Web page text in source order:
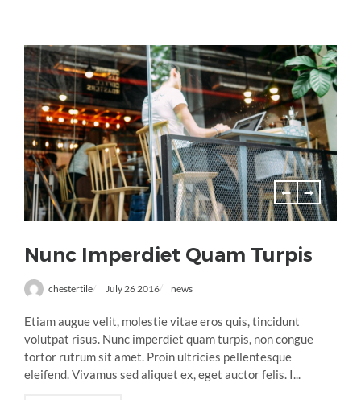
Nunc Imperdiet Quam Turpis
chestertile July 26 2016 news
Etiam augue velit, molestie vitae eros quis, tincidunt
volutpat risus. Nunc imperdiet quam turpis, non congue
tortor rutrum sit amet. Proin ultricies pellentesque
eleifend. Vivamus sed aliquet ex, eget auctor felis. I...